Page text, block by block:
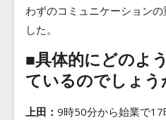
わずのコミュニケーション
した。
■具体的にどのよ
ているのでしょう
上田： 9時50分から始業で